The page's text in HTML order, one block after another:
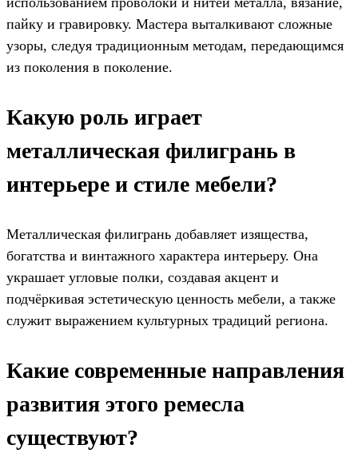
пайку и гравировку. Мастера выталкивают сложные
узоры, следуя традиционным методам, передающимся
из поколения в поколение.
Какую роль играет
металлическая филигрань в
интерьере и стиле мебели?
Металлическая филигрань добавляет изящества,
богатства и винтажного характера интерьеру. Она
украшает угловые полки, создавая акцент и
подчёркивая эстетическую ценность мебели, а также
служит выражением культурных традиций региона.
Какие современные направления
развития этого ремесла
существуют?